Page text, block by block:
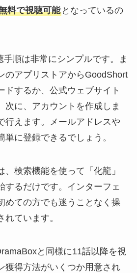
料で視聴可能となっているの
手順は非常にシンプルです。ま
のアプリストアからGoodShort
ドするか、公式ウェブサイト
次に、アカウントを作成しま
行えます。メールアドレスや
単に登録できるでしょう。
、検索機能を使って「化龍」
するだけです。インターフェ
めての方でも迷うことなく操
ています。
と同様に11話以降を視
獲得方法がいくつか用意され